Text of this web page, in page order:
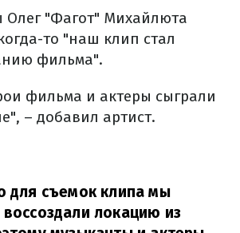
Олег "Фагот" Михайлюта
то "наш клип стал
фильма".
фильма и актеры сыграли
– добавил артист.
для съемок клипа мы
локацию из